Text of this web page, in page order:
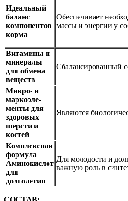
Идеальный
баланс
компонентов
корма
Обеспечивает
массы и энергии у
Витамины и
минералы
для обмена
веществ
Сбалансированный
Микро- и
маркоэле-
менты для
здоровых
шерсти и
костей
Являются
Комплексная
формула
Аминокислот
для
долголетия
Для молодости и
важную роль в
СОСТАВ: